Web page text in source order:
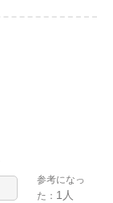
参考になっ
た： 1人